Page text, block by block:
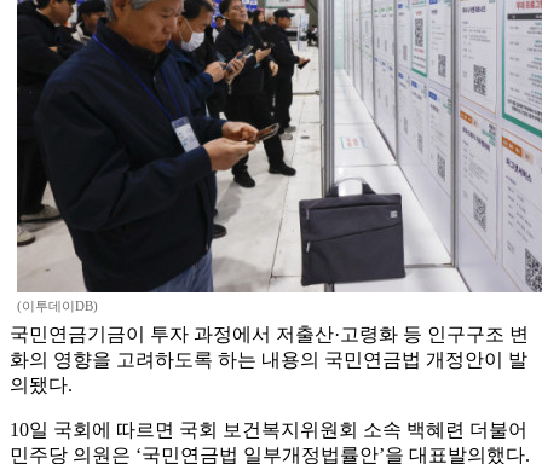
(이투데이DB)
국민연금기금이 투자 과정에서 저출산·고령화 등 인구구조 변
화의 영향을 고려하도록 하는 내용의 국민연금법 개정안이 발
의됐다.
10일 국회에 따르면 국회 보건복지위원회 소속 백혜련 더불어
민주당 의원은 ‘국민연금법 일부개정법률안’을 대표발의했다.